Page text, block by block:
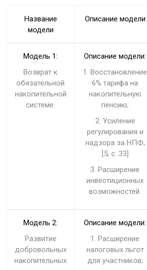
Название
модели
Описание модели
Модель 1:
Возврат к
обязательной
накопительной
системе.
Описание модели:
1. Восстановление
6% тарифа на
накопительную
пенсию;
2. Усиление
регулирования и
надзора за НПФ;
[5, с. 33]
3. Расширение
инвестиционных
возможностей.
Модель 2:
Развитие
добровольных
накопительных
Описание модели:
1. Расширение
налоговых льгот
для участников;